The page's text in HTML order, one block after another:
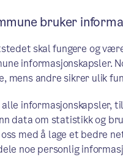
om
inviterer til
og høring
bruker
skal fungere og
informasjonskapsler.
mens andre sikrer ulik
informasjonskapsler,
data om statistikk og
med å lage et bedre
noe personlig